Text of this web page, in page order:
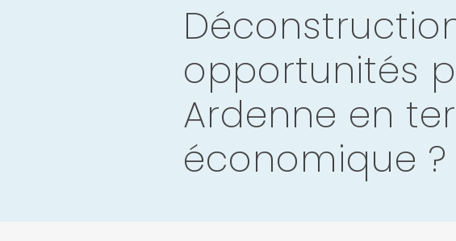
opportunités
Ardenne en
économique ?